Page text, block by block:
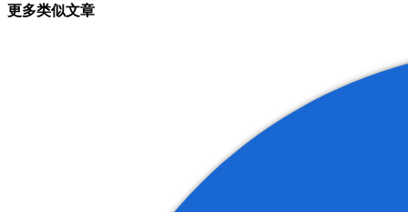
导
更多类似文章